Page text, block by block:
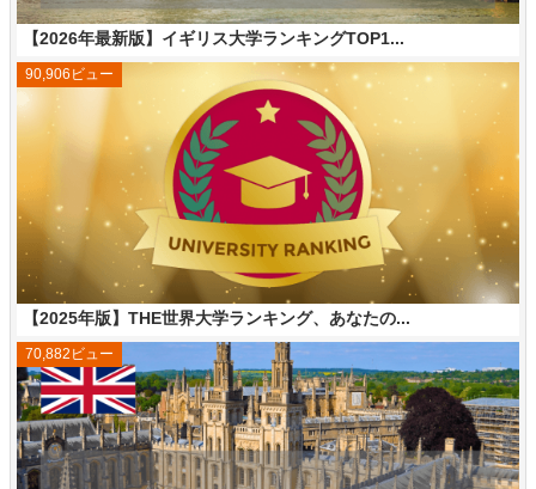
【2026年最新版】イギリス大学ランキングTOP1...
【2025年版】THE世界大学ランキング、あなたの...
90,906ビュー
70,882ビュー